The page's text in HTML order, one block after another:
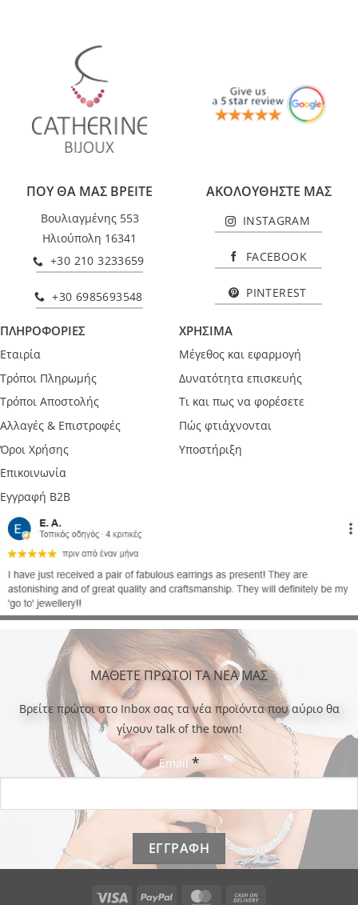
ΠΟΥ ΘΑ ΜΑΣ ΒΡΕΙΤΕ
Βουλιαγμένης 553
Ηλιούπολη 16341
+30 210 3233659
+30 6985693548
ΑΚΟΛΟΥΘΗΣΤΕ ΜΑΣ
INSTAGRAM
FACEBOOK
PINTEREST
ΠΛΗΡΟΦΟΡΙΕΣ
Εταιρία
Τρόποι Πληρωμής
Τρόποι Αποστολής
Αλλαγές & Επιστροφές
Όροι Χρήσης
Επικοινωνία
Εγγραφή B2B
ΧΡΗΣΙΜΑ
Μέγεθος και εφαρμογή
Δυνατότητα επισκευής
Τι και πως να φορέσετε
Πώς φτιάχνονται
Υποστήριξη
ΜΑΘΕΤΕ ΠΡΩΤΟΙ ΤΑ ΝΕΑ ΜΑΣ
Bρείτε πρώτοι στο Inbox σας τα νέα προϊόντα που αύριο θα
γίνουν talk of the town!
Email *
Visa PayPal MasterCard